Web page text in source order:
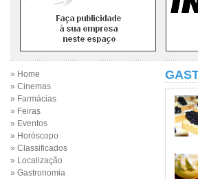
» Home
» Cinemas
» Farmácias
» Feiras
» Eventos
» Horóscopo
» Classificados
» Localização
» Gastronomia